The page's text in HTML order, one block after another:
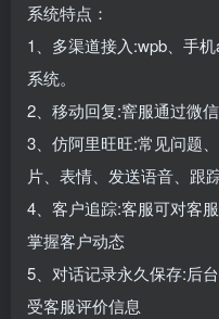
系统特点：
1、多渠道接入:wpb、手
系统。
2、移动回复:窨服通过微
3、仿阿里旺旺:常见问题
片、表情、发送语音、跟
4、客户追踪:客服可对客
掌握客户动态
5、对话记录永久保存:后
受客服评价信息